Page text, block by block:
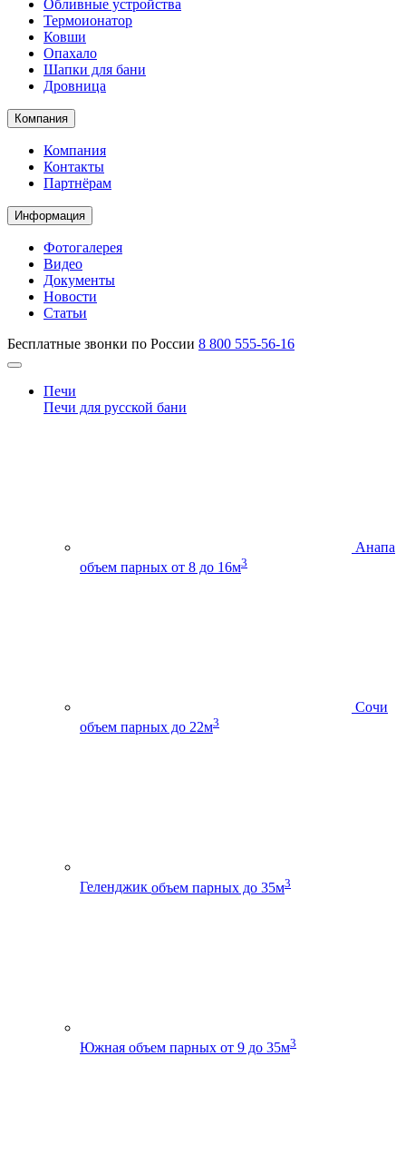
Обливные устройства
Термоионатор
Ковши
Опахало
Шапки для бани
Дровница
Компания
Компания
Контакты
Партнёрам
Информация
Фотогалерея
Видео
Документы
Новости
Статьи
Бесплатные звонки по России 8 800 555-56-16
Печи
Печи для русской бани
Анапа
объем парных от 8 до 16м3
Сочи
объем парных до 22м3
Геленджик объем парных до 35м3
Южная объем парных от 9 до 35м3